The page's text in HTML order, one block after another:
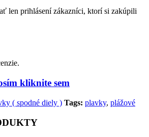
len prihlásení zákazníci, ktorí si zakúpili
kliknite sem
( spodné diely ) Tags: plavky, plážové